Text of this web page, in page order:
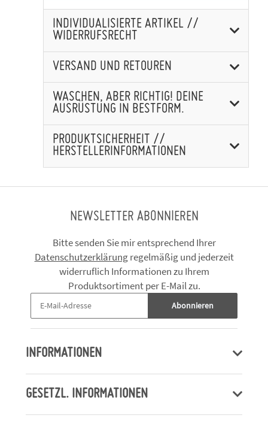
INDIVIDUALISIERTE ARTIKEL //
WIDERRUFSRECHT
VERSAND UND RETOUREN
WASCHEN, ABER RICHTIG! DEINE
AUSRÜSTUNG IN BESTFORM.
PRODUKTSICHERHEIT //
HERSTELLERINFORMATIONEN
NEWSLETTER ABONNIEREN
Bitte senden Sie mir entsprechend Ihrer
Datenschutzerklärungregelmäßig und jederzeit
widerruflich Informationen zu Ihrem
Produktsortiment per E-Mail zu.
Abonnieren
INFORMATIONEN
GESETZL. INFORMATIONEN